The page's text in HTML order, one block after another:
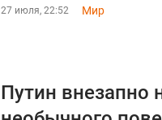
27 июля, 22:52 Мир
Путин